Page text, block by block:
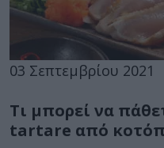
03 Σεπτεμβρίου 2021
Τι μπορεί να
tartare από